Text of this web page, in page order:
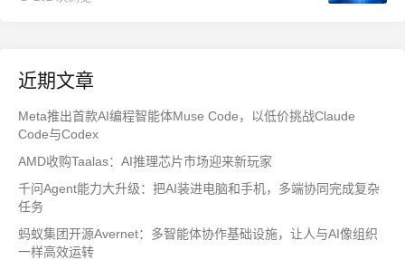
近期文章
Meta推出首款AI编程智能体Muse Code，以低价挑战Claude
Code与Codex
AMD收购Taalas：AI推理芯片市场迎来新玩家
千问Agent能力大升级：把AI装进电脑和手机，多端协同完成复杂
任务
蚂蚁集团开源Avernet：多智能体协作基础设施，让人与AI像组织
一样高效运转